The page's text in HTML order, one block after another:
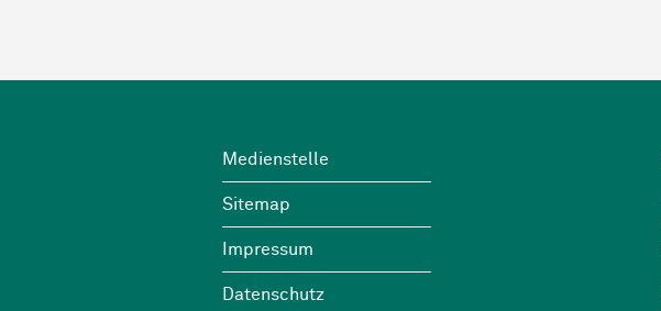
Wichtige Links
Medienstelle
Sitemap
Impressum
Datenschutz